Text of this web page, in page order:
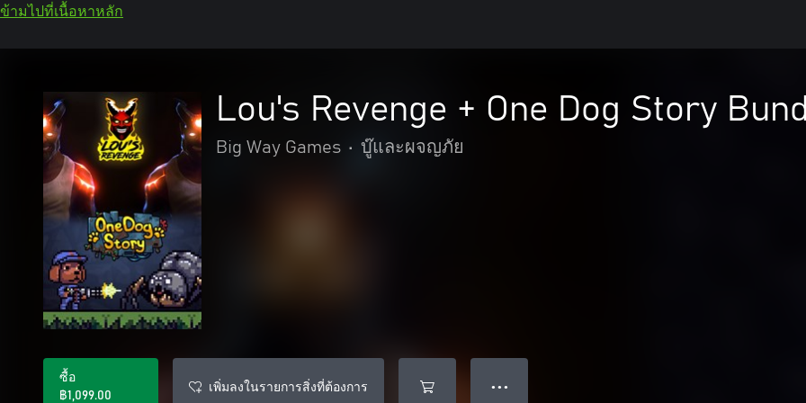
ข้ามไปที่เนื้อหาหลัก
Lou's Revenge + One Dog Story
Big Way Games • บู๊และผจญภัย
ซื้อ
฿1,099.00
เพิ่มลงในรายการสิ่งที่ต้องการ ● ● ●